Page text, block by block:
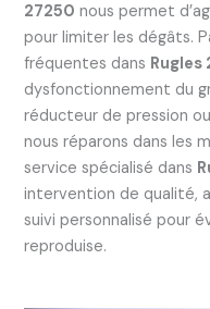
27250 nous permet
pour limiter les dégâts.
fréquentes dans Rugles
dysfonctionnement du
réducteur de pression
nous réparons dans les
service spécialisé dans
intervention de qualité,
suivi personnalisé pour
reproduise.